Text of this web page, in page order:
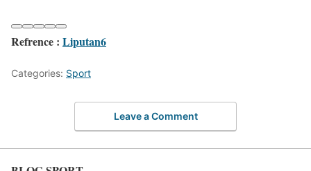
Refrence : Liputan6
Categories: Sport
Leave a Comment